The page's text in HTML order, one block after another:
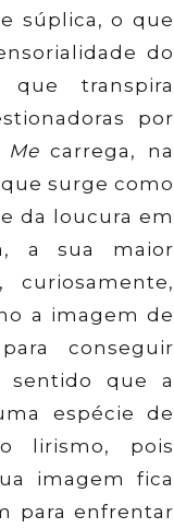
súplica, o que
do
transpira
por
Mecarrega, na
surge como
da loucura em
a sua maior
curiosamente,
a imagem de
conseguir
sentido que a
espécie de
lirismo, pois
imagem fica
para enfrentar